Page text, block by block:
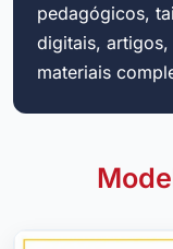
pedagógicos,
digitais,
materiais